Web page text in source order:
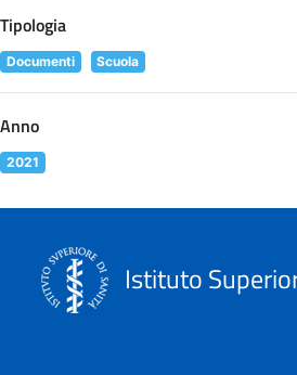
Tipologia
Documenti Scuola
Anno
2021
Istituto